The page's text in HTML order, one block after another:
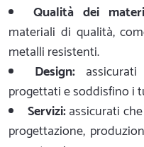
Qualità dei
materiali di qualità,
metalli resistenti.
Design:
progettati e soddisfino i
Servizi:assicurati
progettazione,